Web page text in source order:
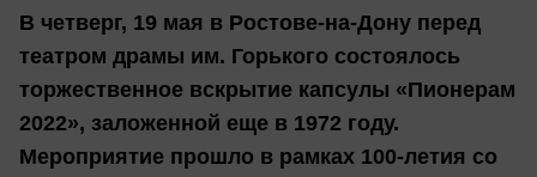
В четверг, 19 мая в Ростове-на-Дону перед
театром драмы им. Горького состоялось
торжественное вскрытие капсулы «Пионерам
2022», заложенной еще в 1972 году.
Мероприятие прошло в рамках 100-летия со